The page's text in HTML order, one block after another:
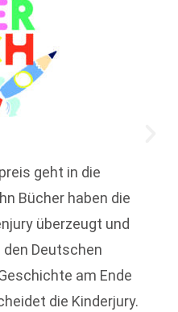
geht in die
Bücher haben die
überzeugt und
den Deutschen
am Ende
die Kinderjury.